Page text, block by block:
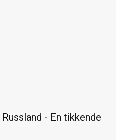
Russland - En tikkende